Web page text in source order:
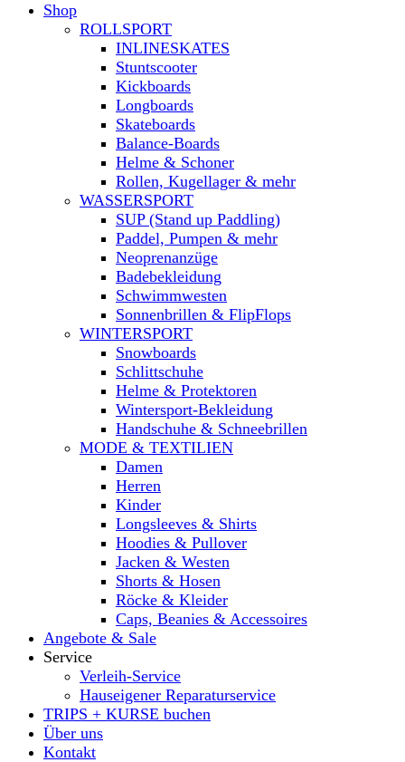
Shop
ROLLSPORT
INLINESKATES
Stuntscooter
Kickboards
Longboards
Skateboards
Balance-Boards
Helme & Schoner
Rollen, Kugellager & mehr
WASSERSPORT
SUP (Stand up Paddling)
Paddel, Pumpen & mehr
Neoprenanzüge
Badebekleidung
Schwimmwesten
Sonnenbrillen & FlipFlops
WINTERSPORT
Snowboards
Schlittschuhe
Helme & Protektoren
Wintersport-Bekleidung
Handschuhe & Schneebrillen
MODE & TEXTILIEN
Damen
Herren
Kinder
Longsleeves & Shirts
Hoodies & Pullover
Jacken & Westen
Shorts & Hosen
Röcke & Kleider
Caps, Beanies & Accessoires
Angebote & Sale
Service
Verleih-Service
Hauseigener Reparaturservice
TRIPS + KURSE buchen
Über uns
Kontakt